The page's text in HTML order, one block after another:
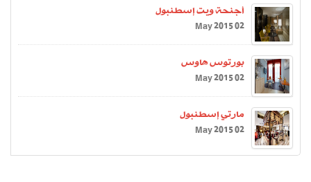
أجنحة ويت إسطنبول
02 May 2015
بورتوس هاوس
02 May 2015
مارتي إسطنبول
02 May 2015